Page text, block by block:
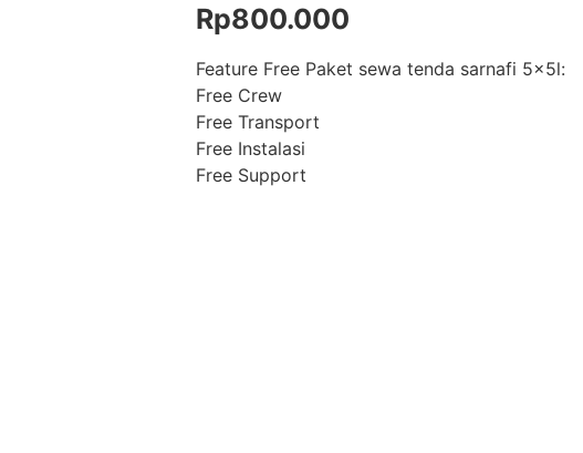
Rp800.000
Feature Free Paket sewa tenda sarnafi 5x5l:
Free Crew
Free Transport
Free Instalasi
Free Support